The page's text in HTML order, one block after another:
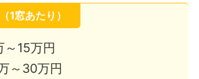
1窓あたり）
15万円
～30万円